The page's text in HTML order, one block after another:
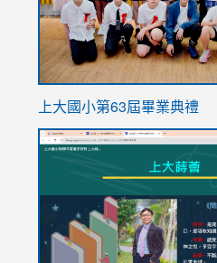
上大國小第63屆畢業典禮
link